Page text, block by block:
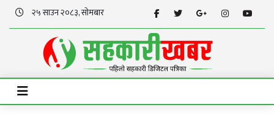
२५ साउन २०८३, सोमबार